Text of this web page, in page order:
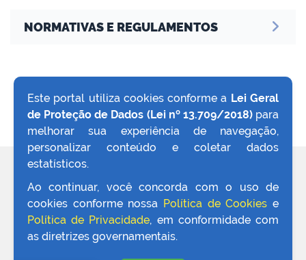
portal
NORMATIVAS E REGULAMENTOS
VOLTAR AO TOPO
Este portal utiliza cookies conforme a Lei Geral
de Proteção de Dados (Lei nº 13.709/2018)para
melhorar sua experiência de navegação,
personalizar conteúdo e coletar dados
estatísticos.
Ao continuar, você concorda com o uso de
cookies conforme nossa Política de Cookies e
Política de Privacidade, em conformidade com
as diretrizes governamentais.